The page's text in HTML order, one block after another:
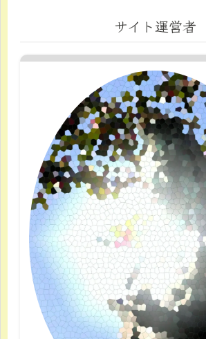
サイト運営者